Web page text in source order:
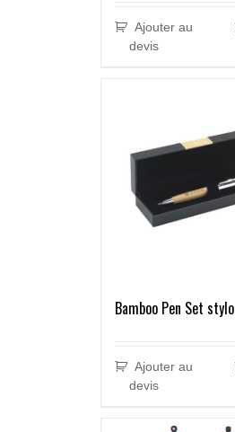
Ajouter au
devis
Bamboo Pen Set stylo
Ajouter au
devis